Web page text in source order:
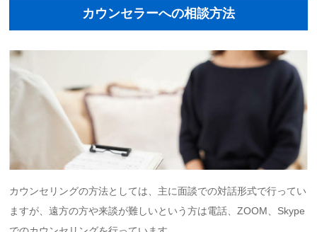
カウンセラーへの相談方法
カウンセリングの方法としては、主に面談での対話形式で行ってい
ますが、遠方の方や来談が難しいという方は電話、ZOOM、Skype